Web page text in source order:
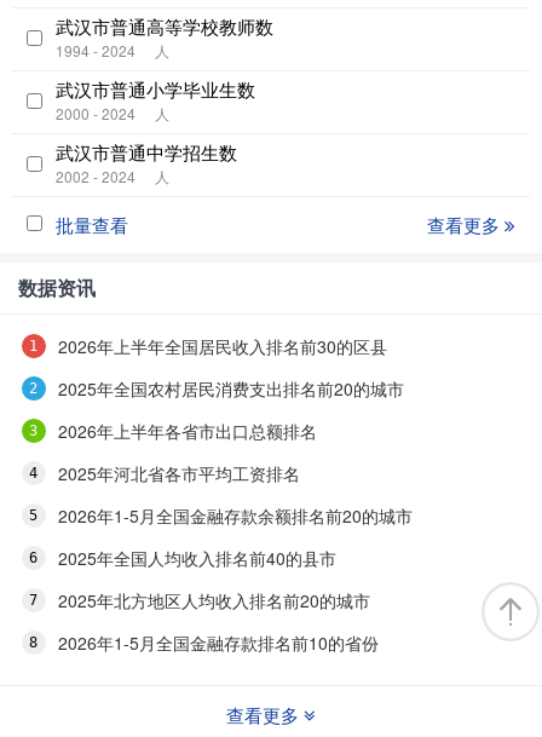
武汉市普通高等学校教师数
1994 - 2024 人
武汉市普通小学毕业生数
2000 - 2024 人
武汉市普通中学招生数
2002 - 2024 人
批量查看 查看更多
数据资讯
2026年上半年全国居民收入排名前30的区县
2025年全国农村居民消费支出排名前20的城市
2026年上半年各省市出口总额排名
2025年河北省各市平均工资排名
2026年1-5月全国金融存款余额排名前20的城市
2025年全国人均收入排名前40的县市
2025年北方地区人均收入排名前20的城市
2026年1-5月全国金融存款排名前10的省份
查看更多